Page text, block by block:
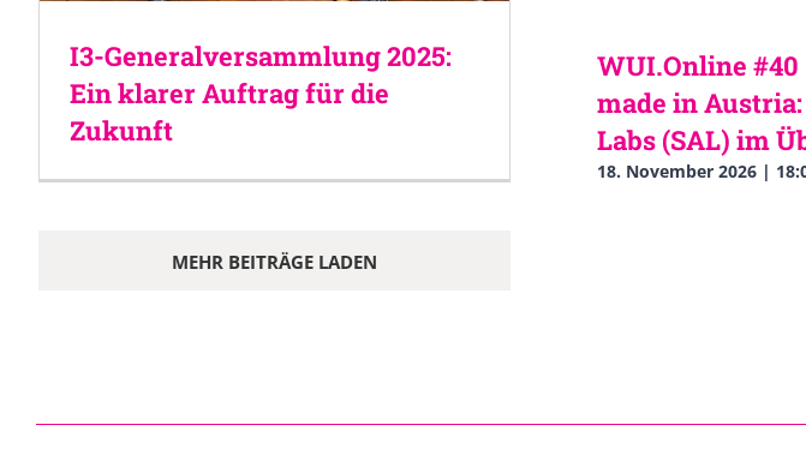
I3-Generalversammlung 2025:
Ein klarer Auftrag für die
Zukunft
MEHR BEITRÄGE LADEN
WUI.Online
made in
Labs (SAL) im
18. November 2026 |